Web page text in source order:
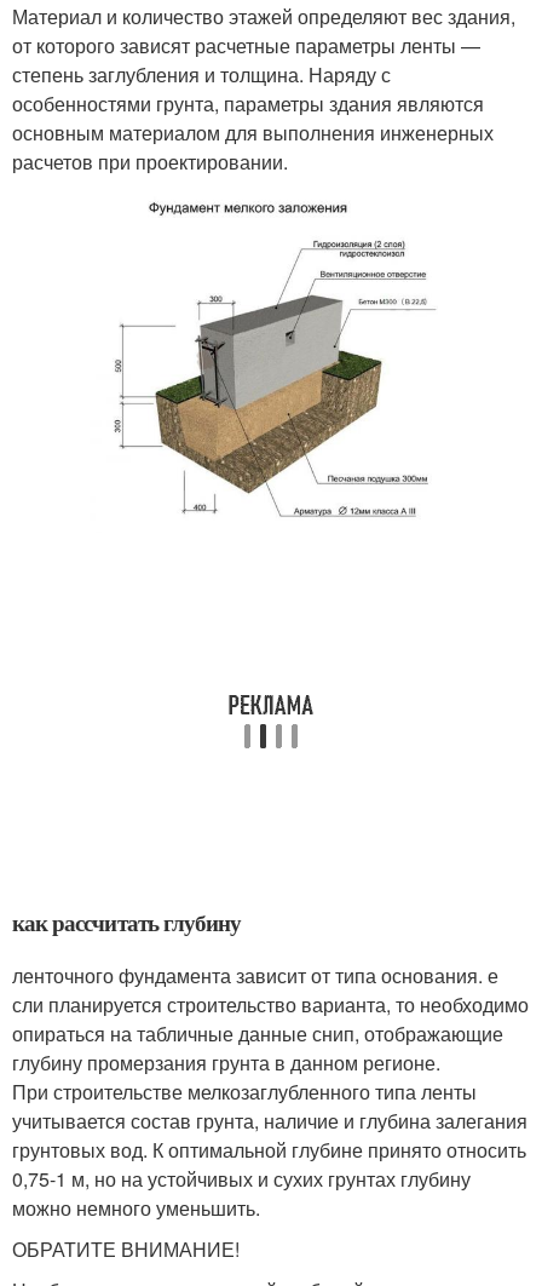
Материал и количество этажей определяют вес здания,
от которого зависят расчетные параметры ленты —
степень заглубления и толщина. Наряду с
особенностями грунта, параметры здания являются
основным материалом для выполнения инженерных
расчетов при проектировании.
как рассчитать глубину
ленточного фундамента зависит от типа основания. е
сли планируется строительство варианта, то необходимо
опираться на табличные данные снип, отображающие
глубину промерзания грунта в данном регионе.
При строительстве мелкозаглубленного типа ленты
учитывается состав грунта, наличие и глубина залегания
грунтовых вод. К оптимальной глубине принято относить
0,75-1 м, но на устойчивых и сухих грунтах глубину
можно немного уменьшить.
ОБРАТИТЕ ВНИМАНИЕ!